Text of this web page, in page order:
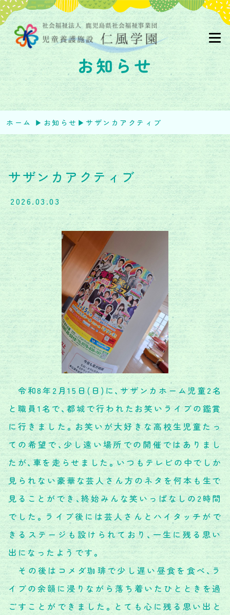
お知らせ
ホーム ▶︎ お知らせ ▶︎ サザンカアクティブ
サザンカアクティブ
2026.03.03
令和8年2月15日(日)に、サザンカホーム児童2名
と職員1名で、都城で行われたお笑いライブの鑑賞
に行きました。お笑いが大好きな高校生児童たっ
ての希望で、少し遠い場所での開催ではありまし
たが、車を走らせました。いつもテレビの中でしか
見られない豪華な芸人さん方のネタを何本も生で
見ることができ、終始みんな笑いっぱなしの2時間
でした。ライブ後には芸人さんとハイタッチがで
きるステージも設けられており、一生に残る思い
出になったようです。
その後はコメダ珈琲で少し遅い昼食を食べ、ラ
イブの余韻に浸りながら落ち着いたひとときを過
ごすことができました。とても心に残る思い出と